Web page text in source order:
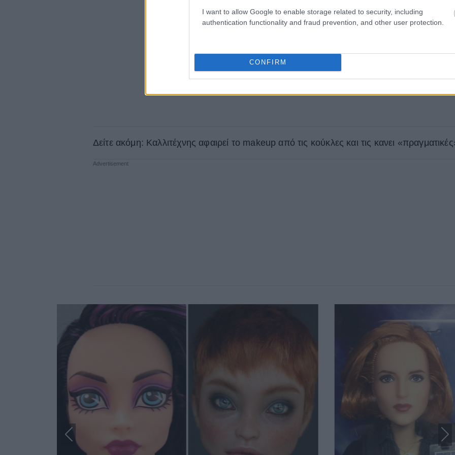
I want to allow Google to enable storage related to security, including
authentication functionality and fraud prevention, and other user protection.
CONFIRM
Δείτε ακόμη: Καλλιτέχνης αφαιρεί το makeup από τις κούκλες και τις κανει